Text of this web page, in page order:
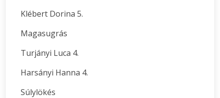
Klébert Dorina 5.
Magasugrás
Turjányi Luca 4.
Harsányi Hanna 4.
Súlylökés